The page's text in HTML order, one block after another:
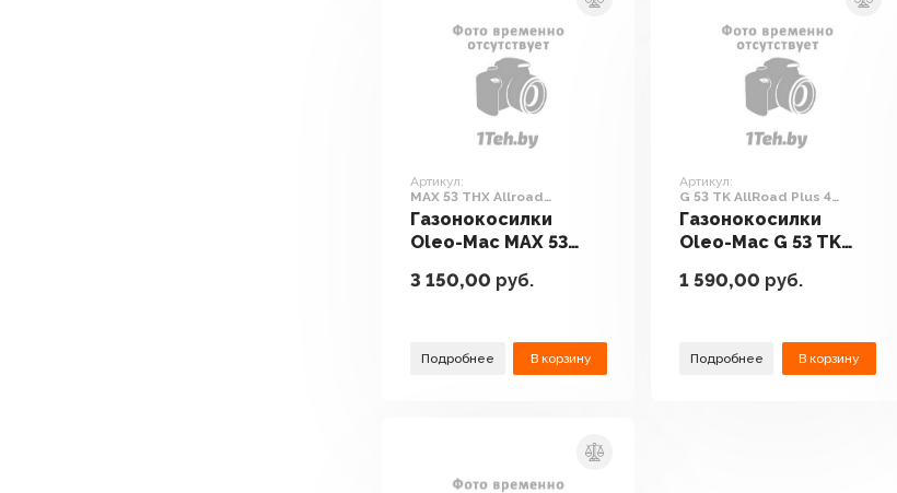
Артикул:
MAX 53 THX Allroad
Aluminium
Газонокосилки
Oleo-Mac MAX 53
Aluminium
3 150,00 руб.
Подробнее В корзину
Артикул:
G 53 TK AllRoad Plus 4
(2026)
Газонокосилки
Oleo-Mac G 53 TK
1 590,00 руб.
Подробнее В корзину